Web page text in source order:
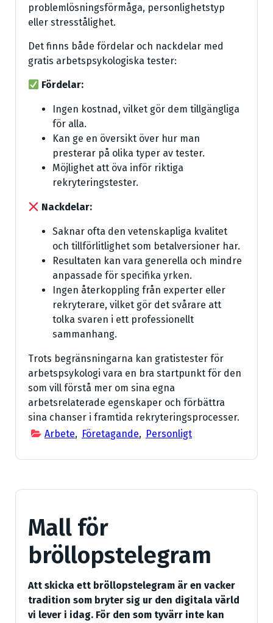
problemlösningsförmåga, personlighetstyp
eller stresstålighet.
Det finns både fördelar och nackdelar med
gratis arbetspsykologiska tester:
Fördelar:
Ingen kostnad, vilket gör dem tillgängliga
för alla.
Kan ge en översikt över hur man
presterar på olika typer av tester.
Möjlighet att öva inför riktiga
rekryteringstester.
Nackdelar:
Saknar ofta den vetenskapliga kvalitet
och tillförlitlighet som betalversioner har.
Resultaten kan vara generella och mindre
anpassade för specifika yrken.
Ingen återkoppling från experter eller
rekryterare, vilket gör det svårare att
tolka svaren i ett professionellt
sammanhang.
Trots begränsningarna kan gratistester för
arbetspsykologi vara en bra startpunkt för den
som vill förstå mer om sina egna
arbetsrelaterade egenskaper och förbättra
sina chanser i framtida rekryteringsprocesser.
Arbete, Företagande, Personligt
Mall för
bröllopstelegram
Att skicka ett bröllopstelegram är en vacker
tradition som bryter sig ur den digitala värld
vi lever i idag. För den som tyvärr inte kan